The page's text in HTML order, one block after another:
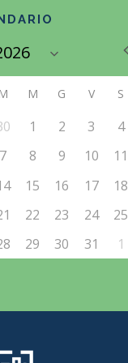
M M G V S
1 2 3 4
7 8 9 10 11
15 16 17 18
22 23 24 25
29 30 31 1